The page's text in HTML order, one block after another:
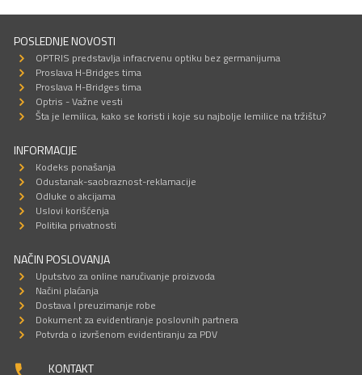
POSLEDNJE NOVOSTI
OPTRIS predstavlja infracrvenu optiku bez germanijuma
Proslava H-Bridges tima
Proslava H-Bridges tima
Optris - Važne vesti
Šta je lemilica, kako se koristi i koje su najbolje lemilice na tržištu?
INFORMACIJE
Kodeks ponašanja
Odustanak-saobraznost-reklamacije
Odluke o akcijama
Uslovi korišćenja
Politika privatnosti
NAČIN POSLOVANJA
Uputstvo za online naručivanje proizvoda
Načini plaćanja
Dostava I preuzimanje robe
Dokument za evidentiranje poslovnih partnera
Potvrda o izvršenom evidentiranju za PDV
KONTAKT